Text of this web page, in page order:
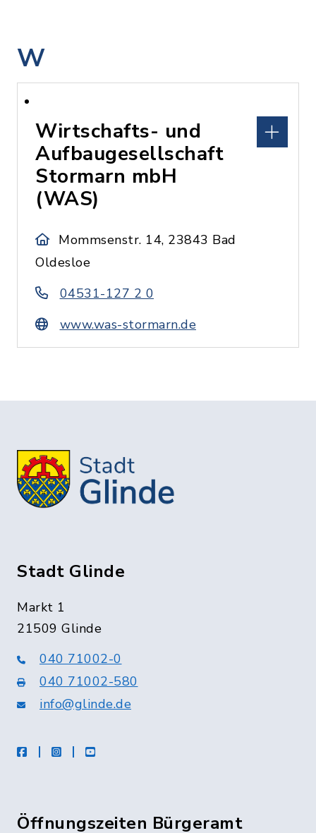
W
Wirtschafts- und
Aufbaugesellschaft
Stormarn mbH
(WAS)
Mommsenstr. 14, 23843 Bad
Oldesloe
04531-127 2 0
www.was-stormarn.de
Stadt Glinde
Markt 1
21509 Glinde
040 71002-0
040 71002-580
info@glinde.de
facebookinstagramYoutube
Öffnungszeiten Bürgeramt